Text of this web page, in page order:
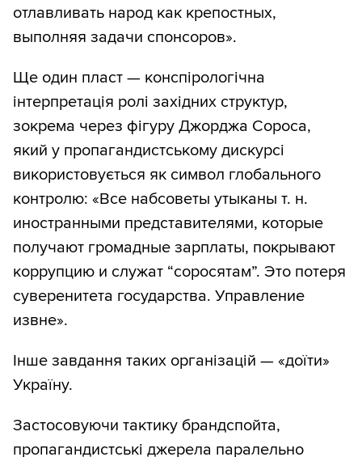
отлавливать народ как крепостных,
выполняя задачи спонсоров».
Ще один пласт — конспірологічна
інтерпретація ролі західних структур,
зокрема через фігуру Джорджа Сороса,
який у пропагандистському дискурсі
використовується як символ глобального
контролю: «Все набсоветы утыканы т. н.
иностранными представителями, которые
получают громадные зарплаты, покрывают
коррупцию и служат “соросятам”. Это потеря
суверенитета государства. Управление
извне».
Інше завдання таких організацій — «доїти»
Україну.
Застосовуючи тактику брандспойта,
пропагандистські джерела паралельно